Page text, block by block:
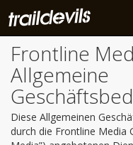
Frontline
Allgemeine
Diese Allgemeinen
durch die Frontline Media